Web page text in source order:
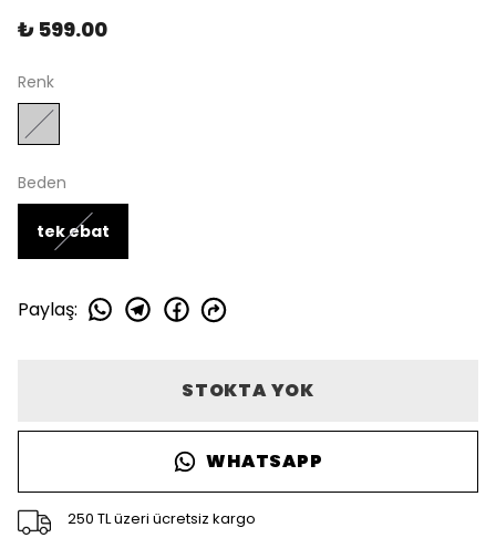
₺ 599.00
Renk
Beden
tek ebat
Paylaş:
STOKTA YOK
WHATSAPP
250 TL üzeri ücretsiz kargo